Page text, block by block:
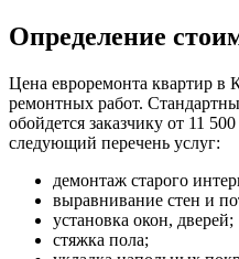
Определение
Цена евроремонта квартир в
ремонтных работ.
обойдется заказчику от 11
следующий перечень услуг:
демонтаж старого
выравнивание стен и
установка окон, дверей;
стяжка пола;